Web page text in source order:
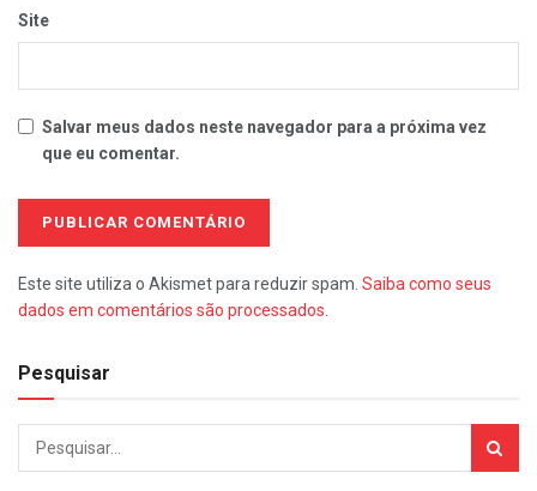
Site
Salvar meus dados neste navegador para a próxima vez
que eu comentar.
Este site utiliza o Akismet para reduzir spam. Saiba como seus
dados em comentários são processados
Pesquisar